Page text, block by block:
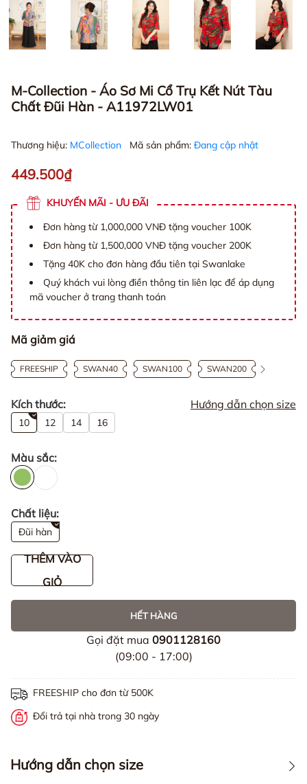
M-Collection - Áo Sơ Mi Cổ Trụ Kết Nút Tàu
Chất Đũi Hàn - A11972LW01
Thương hiệu: MCollection Mã sản phẩm: Đang cập nhật
449.500₫
KHUYẾN MÃI - ƯU ĐÃI
Đơn hàng từ 1,000,000 VNĐ tặng voucher 100K
Đơn hàng từ 1,500,000 VNĐ tặng voucher 200K
Tặng 40K cho đơn hàng đầu tiên tại Swanlake
Quý khách vui lòng điền thông tin liên lạc để áp dụng
mã voucher ở trang thanh toán
Mã giảm giá
FREESHIP SWAN40 SWAN100 SWAN200
Kích thước: Hướng dẫn chọn size
10 12 14 16
Màu sắc:
Chất liệu:
Đũi hàn
THÊM VÀO
GIỎ
HẾT HÀNG
Gọi đặt mua 0901128160
(09:00 - 17:00)
FREESHIP cho đơn từ 500K
Đổi trả tại nhà trong 30 ngày
Hướng dẫn chọn size